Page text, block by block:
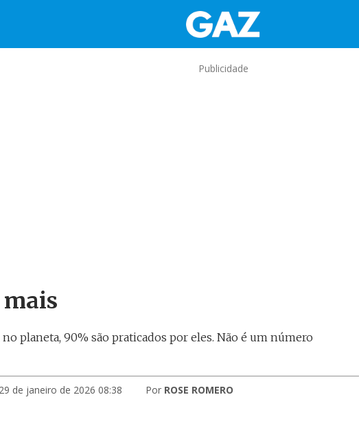
Publicidade
planeta, 90% são praticados por eles. Não é um número
de janeiro de 2026 08:38 Por ROSE ROMERO